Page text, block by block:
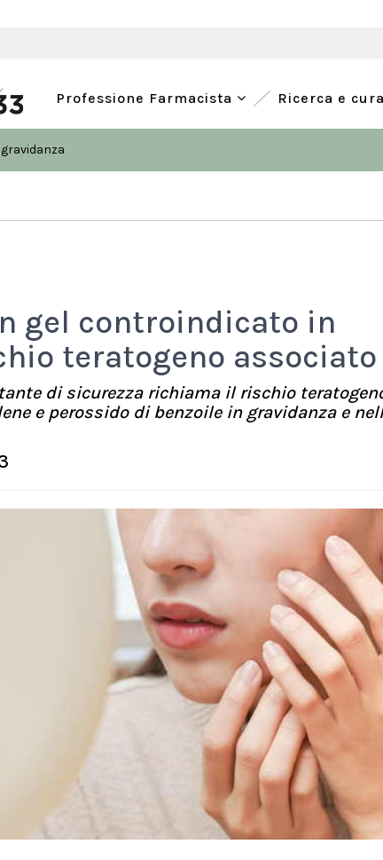
Professione Farmacista Ricerca e cura
gel controindicato in
teratogeno
di sicurezza richiama il rischio
e perossido di benzoile in gravidanza e